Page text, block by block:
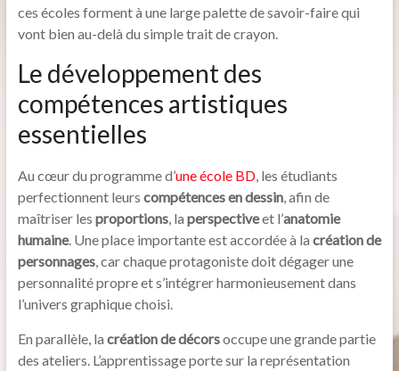
ces écoles forment à une large palette de savoir-faire qui
vont bien au-delà du simple trait de crayon.
Le développement des
compétences artistiques
essentielles
Au cœur du programme d’une école BD, les étudiants
perfectionnent leurs compétences en dessin, afin de
maîtriser les proportions, la perspectiveet l’anatomie
humaine. Une place importante est accordée à la création de
personnages, car chaque protagoniste doit dégager une
personnalité propre et s’intégrer harmonieusement dans
l’univers graphique choisi.
En parallèle, la création de décorsoccupe une grande partie
des ateliers. L’apprentissage porte sur la représentation